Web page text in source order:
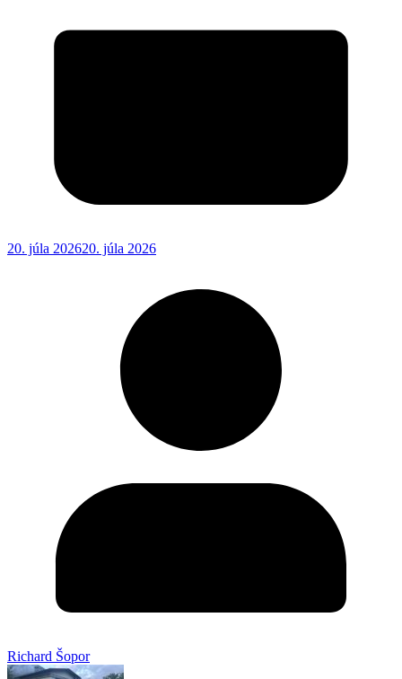
20. júla 202620. júla 2026
Richard Šopor